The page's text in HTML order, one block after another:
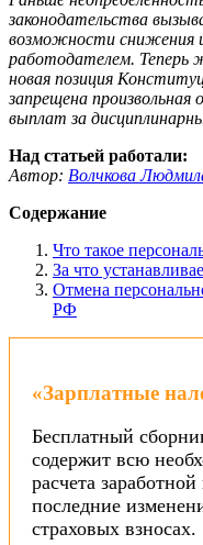
законодательства
возможности снижения
работодателем. Теперь
новая позиция
запрещена
выплат за
Над статьей работали:
Автор: Волчкова
Содержание
Что такое
За что
Отмена
РФ
«Зарплатные
Бесплатный
содержит всю
расчета
последние
страховых взносах.